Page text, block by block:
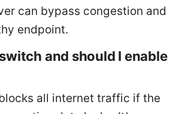
can bypass congestion and
endpoint.
and should I enable
all internet traffic if the